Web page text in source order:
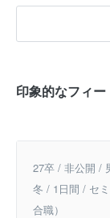
印象的なフィー
27卒 / 非公開 /
冬 / 1日間 / セ
合職）